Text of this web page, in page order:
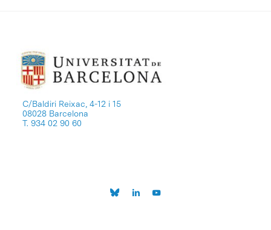
C/Baldiri Reixac, 4-12 i 15
08028 Barcelona
T. 934 02 90 60